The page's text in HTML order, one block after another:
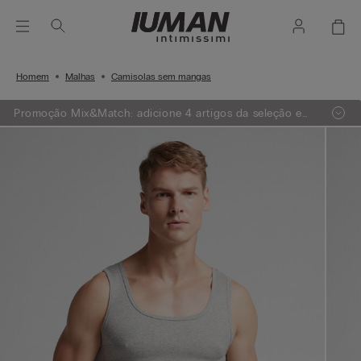
Homem Malhas Camisolas sem mangas
Promoção Mix&Match: adicione 4 artigos da seleção e
receba 1 GRÁTIS ou adicione 7 artigos e receba 2